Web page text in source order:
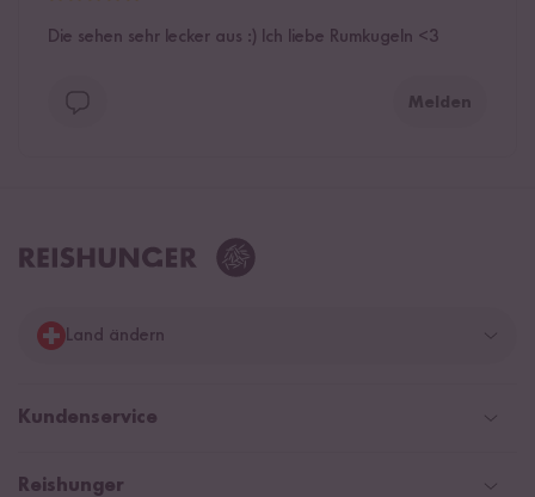
Die sehen sehr lecker aus :) Ich liebe Rumkugeln <3
Melden
Land ändern
Deutschland
Kundenservice
Help Center & FAQ
Reishunger